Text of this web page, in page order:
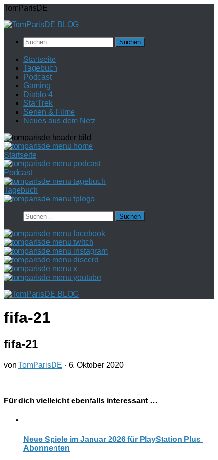
Zum
springen
TomParisDE
Suchen
nach:
Startseite
Tagebuch
Podcast
Gaming
Diablo 4
StarTrek
Serien & Filme
Neues aus dem Netz
Startseite
Podcast
Tagebuch
Suchen
nach:
fifa-21
fifa-21
von TomParisDE · 6. Oktober 2020
Für dich vielleicht ebenfalls interessant …
Neue Spiele im Januar 2026 für PlayStation Plus-
Abonnenten